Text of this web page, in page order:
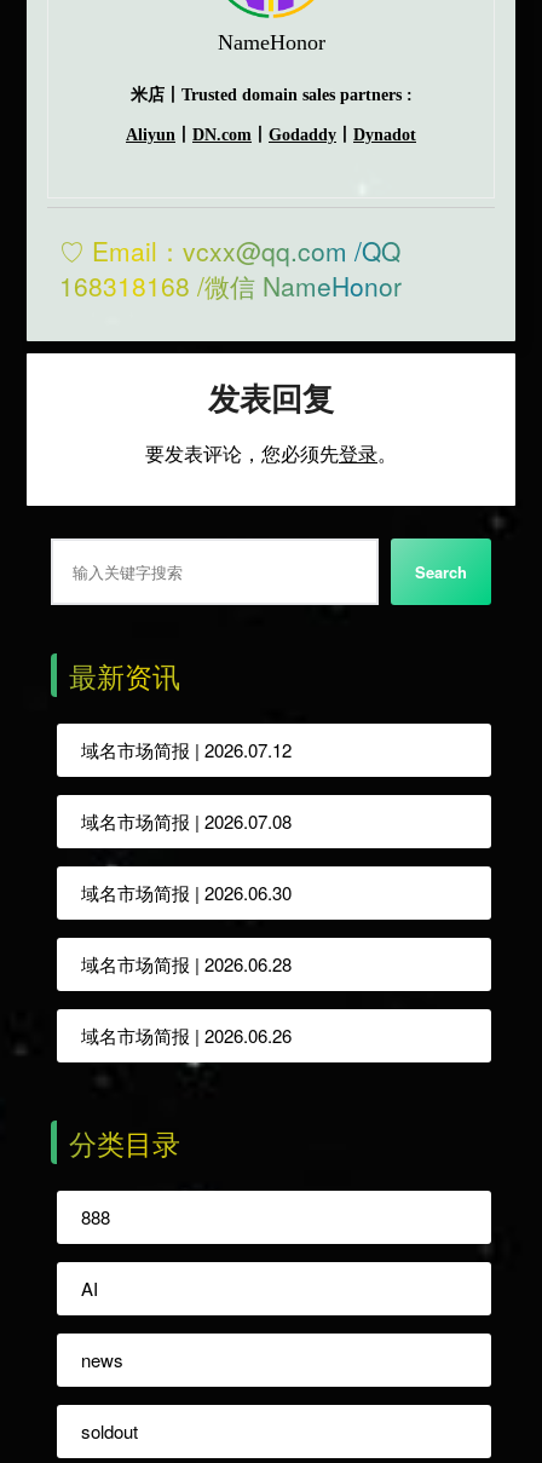
NameHonor
米店丨Trusted domain sales partners :
Aliyun DN.com Godaddy Dynadot
♡ Email：vcxx@qq.com /QQ
168318168 /微信 NameHonor
发表回复
要发表评论，您必须先登录。
Search
最新资讯
域名市场简报 | 2026.07.12
域名市场简报 | 2026.07.08
域名市场简报 | 2026.06.30
域名市场简报 | 2026.06.28
域名市场简报 | 2026.06.26
分类目录
888
AI
news
soldout